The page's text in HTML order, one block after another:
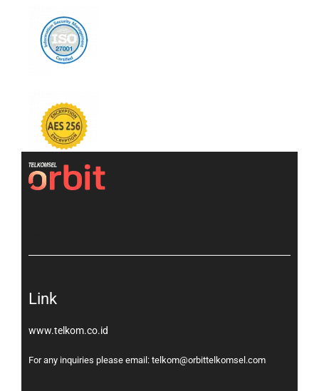
Link
www.telkom.co.id
For any inquiries please email: telkom@orbittelkomsel.com